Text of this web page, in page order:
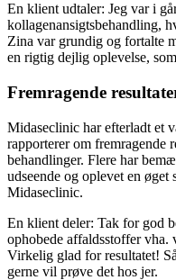
En klient udtaler: Jeg var i
kollagenansigtsbehandling,
Zina var grundig og fortalte
en rigtig dejlig oplevelse,
Fremragende
Midaseclinic har efterladt et
rapporterer om fremragende
behandlinger. Flere har
udseende og oplevet en
Midaseclinic.
En klient deler: Tak for god
ophobede affaldsstoffer vha.
Virkelig glad for resultatet!
gerne vil prøve det hos jer.